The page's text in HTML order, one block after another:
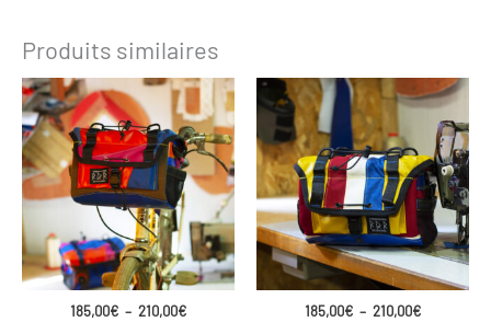
Produits similaires
185,00€ – 210,00€Plage
185,00€ – 210,00€Plage